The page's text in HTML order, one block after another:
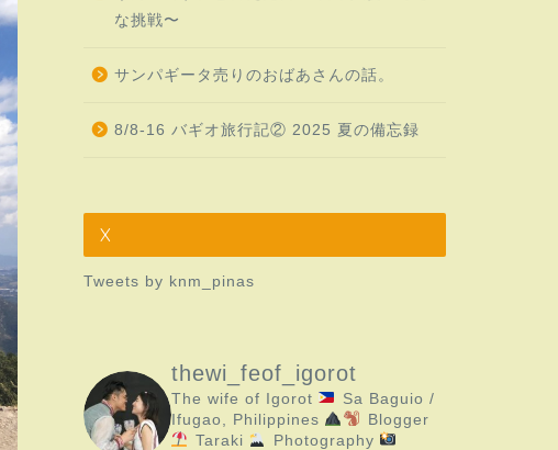
な挑戦〜
サンパギータ売りのおばあさんの話。
8/8-16 バギオ旅行記② 2025 夏の備忘録
X
Tweets by knm_pinas
thewi_feof_igorot
The wife of Igorot
Sa Baguio /
Ifugao, Philippines
Blogger
Taraki
Photography